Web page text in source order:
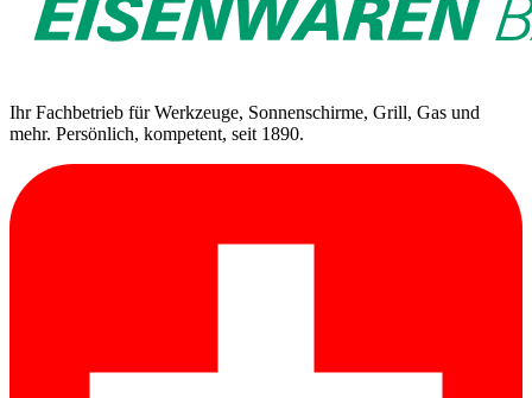
Ihr Fachbetrieb für Werkzeuge, Sonnenschirme, Grill, Gas und
mehr. Persönlich, kompetent, seit 1890.